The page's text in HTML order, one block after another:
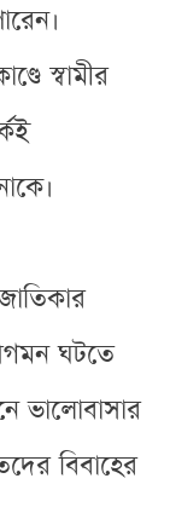
স্বামীর
ঘটতে
ভালোবাসার
বিবাহের